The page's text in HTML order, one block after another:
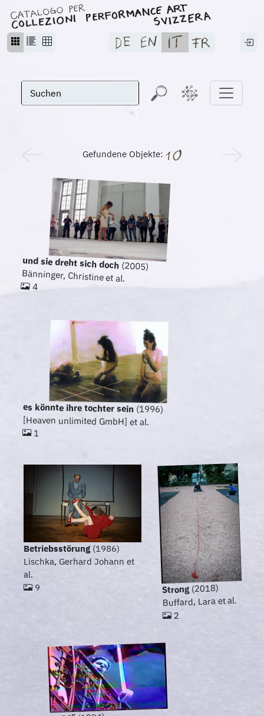
Gefundene Objekte:
und sie dreht sich doch(2005)
Bänninger, Christine et al.
4
es könnte ihre tochter sein (1996)
[Heaven unlimited GmbH] et al.
1
Betriebsstörung(1986)
Lischka, Gerhard Johann et
al.
9
Strong(2018)
Buffard, Lara et al.
2